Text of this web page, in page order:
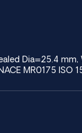
Dia=25.4
MR0175 ISO